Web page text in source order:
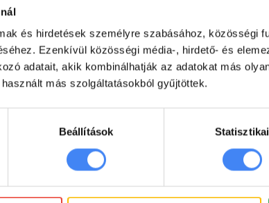
és hirdetések személyre szabásához, közösségi
Ezenkívül közösségi média-, hirdető- és
adatait, akik kombinálhatják az adatokat más
más szolgáltatásokból gyűjtöttek.
Beállítások Statisztikai
Állítsd be és kövesd a
feladataid a
Feladatokban
ben a Google Feladatok (Tasks)
segítségével. A Google Feladatok már
egy ideje velünk van, de nemrégiben
kapott olyan vérfrissítést, ami[…]